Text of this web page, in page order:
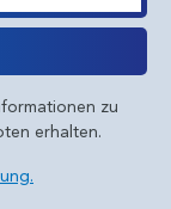
zu
erhalten.